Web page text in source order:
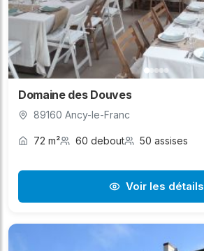
Domaine des Douves
89160 Ancy-le-Franc
72 m² 60 debout 50 assises
Voir les détails